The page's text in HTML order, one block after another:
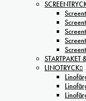
STARTPAKET
LINOTRYCK